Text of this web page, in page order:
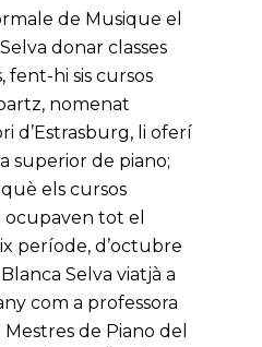
de Musique el
donar classes
hi sis cursos
nomenat
d’Estrasburg, li oferí
superior de piano;
els cursos
ocupaven tot el
període, d’octubre
Selva viatjà a
com a professora
Mestres de Piano del